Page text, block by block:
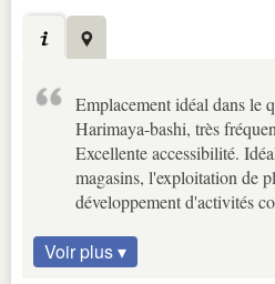
Emplacement idéal dans le
Harimaya-bashi, très
Excellente accessibilité.
magasins, l'exploitation de
développement d'activités
Voir plus ▾